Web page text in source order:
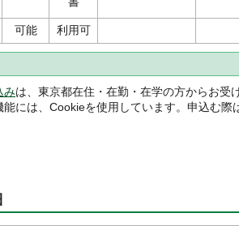
可能 利用可
みは、東京都在住・在勤・在学の方からお受
には、Cookieを使用しています。申込む際